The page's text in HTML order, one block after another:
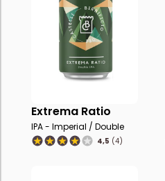
Extrema Ratio
IPA - Imperial / Double
4,5 (4)